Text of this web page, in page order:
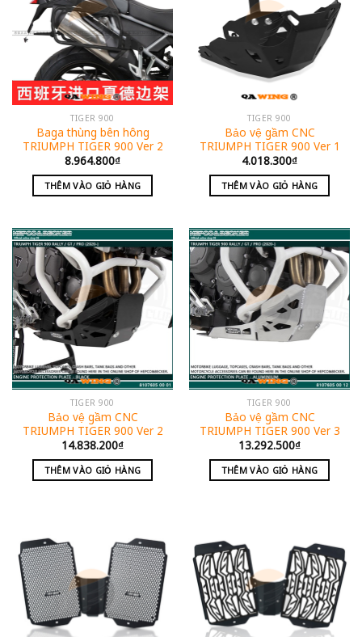
TIGER 900
Baga thùng bên hông
TRIUMPH TIGER 900 Ver 2
8.964.800₫
THÊM VÀO GIỎ HÀNG
TIGER 900
Bảo vệ gầm CNC
TRIUMPH TIGER 900 Ver 1
4.018.300₫
THÊM VÀO GIỎ HÀNG
TIGER 900
Bảo vệ gầm CNC
TRIUMPH TIGER 900 Ver 2
14.838.200₫
THÊM VÀO GIỎ HÀNG
TIGER 900
Bảo vệ gầm CNC
TRIUMPH TIGER 900 Ver 3
13.292.500₫
THÊM VÀO GIỎ HÀNG